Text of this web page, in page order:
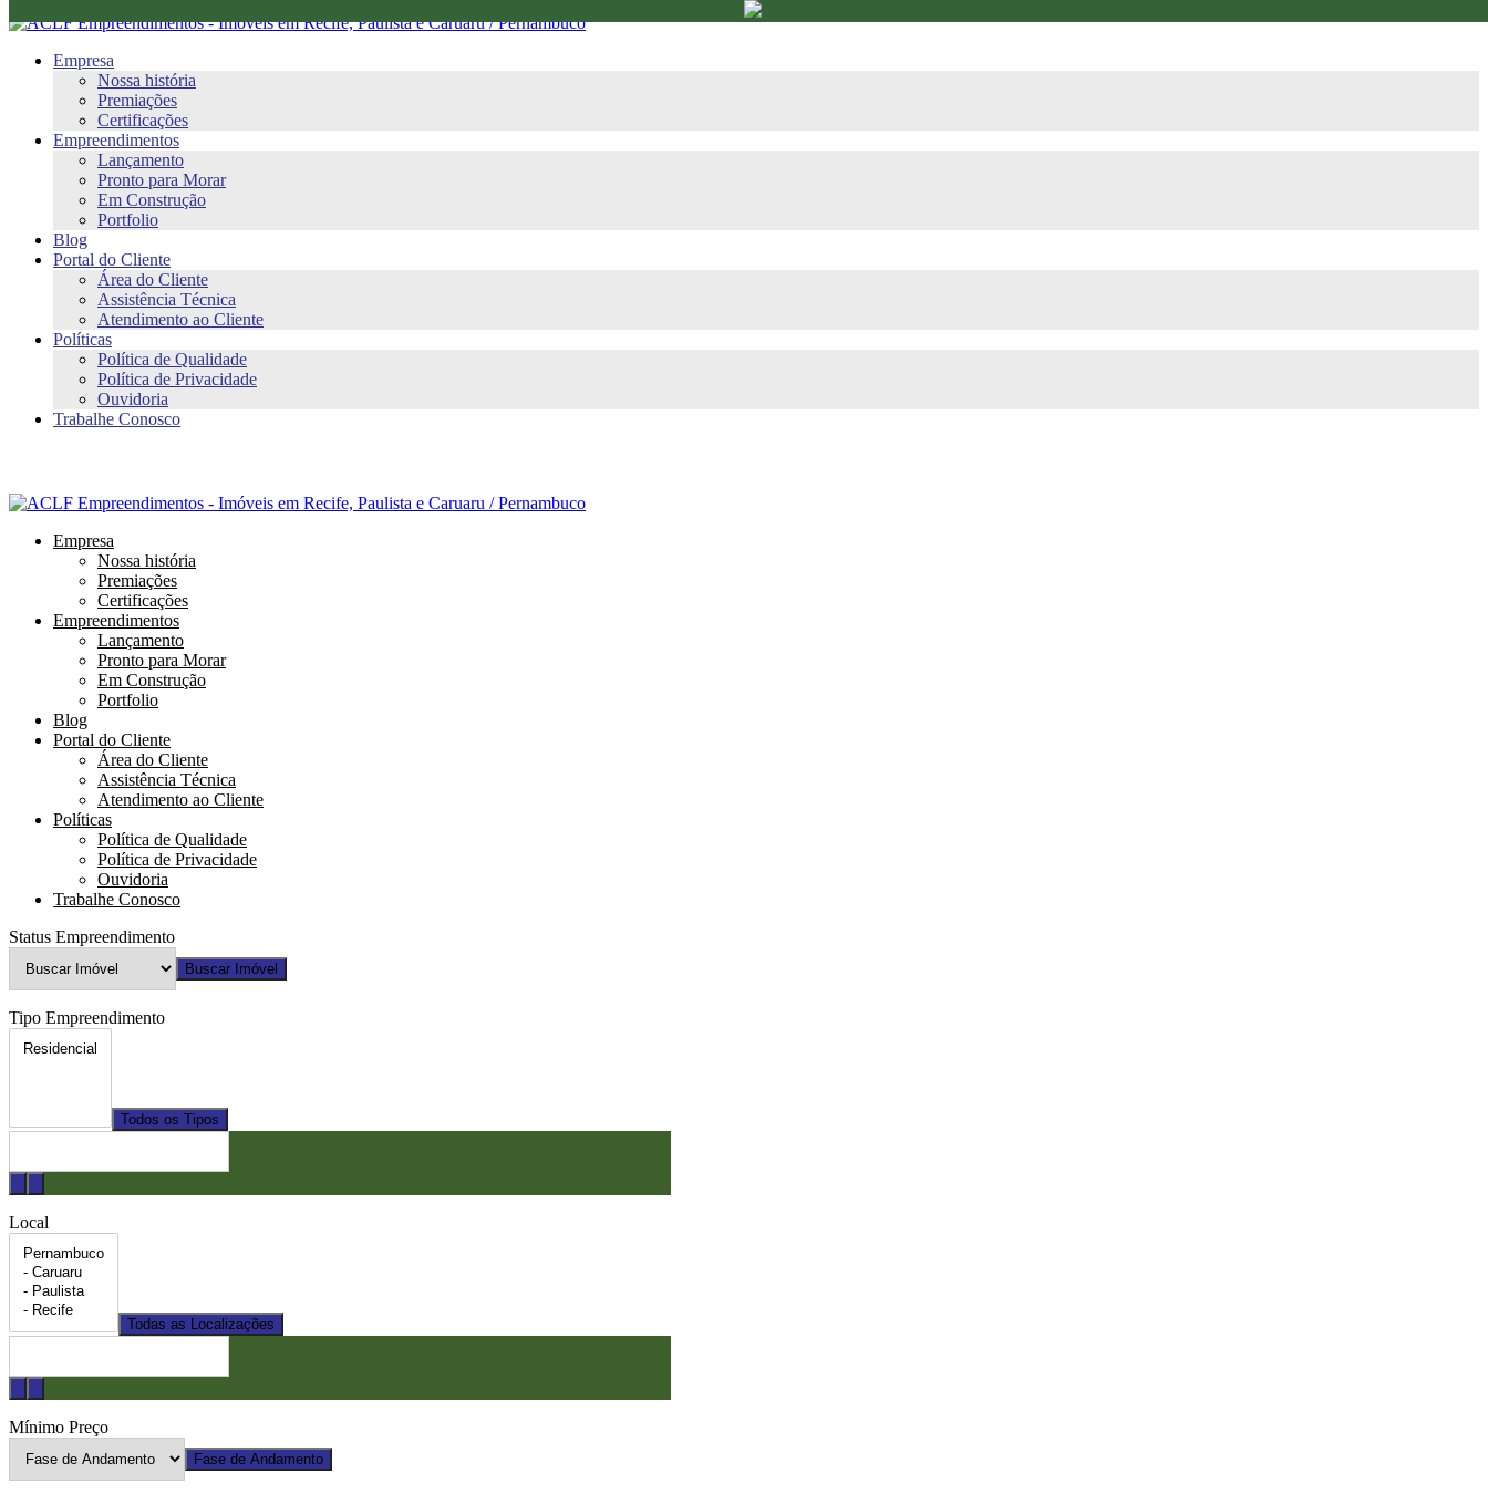
Empresa
Nossa história
Premiações
Certificações
Empreendimentos
Lançamento
Pronto para Morar
Em Construção
Portfolio
Blog
Portal do Cliente
Área do Cliente
Assistência Técnica
Atendimento ao Cliente
Políticas
Política de Qualidade
Política de Privacidade
Ouvidoria
Trabalhe Conosco
Empresa
Nossa história
Premiações
Certificações
Empreendimentos
Lançamento
Pronto para Morar
Em Construção
Portfolio
Blog
Portal do Cliente
Área do Cliente
Assistência Técnica
Atendimento ao Cliente
Políticas
Política de Qualidade
Política de Privacidade
Ouvidoria
Trabalhe Conosco
Status Empreendimento
Buscar Imóvel
Tipo Empreendimento
Todos os Tipos
Local
Todas as Localizações
Mínimo Preço
Fase de Andamento